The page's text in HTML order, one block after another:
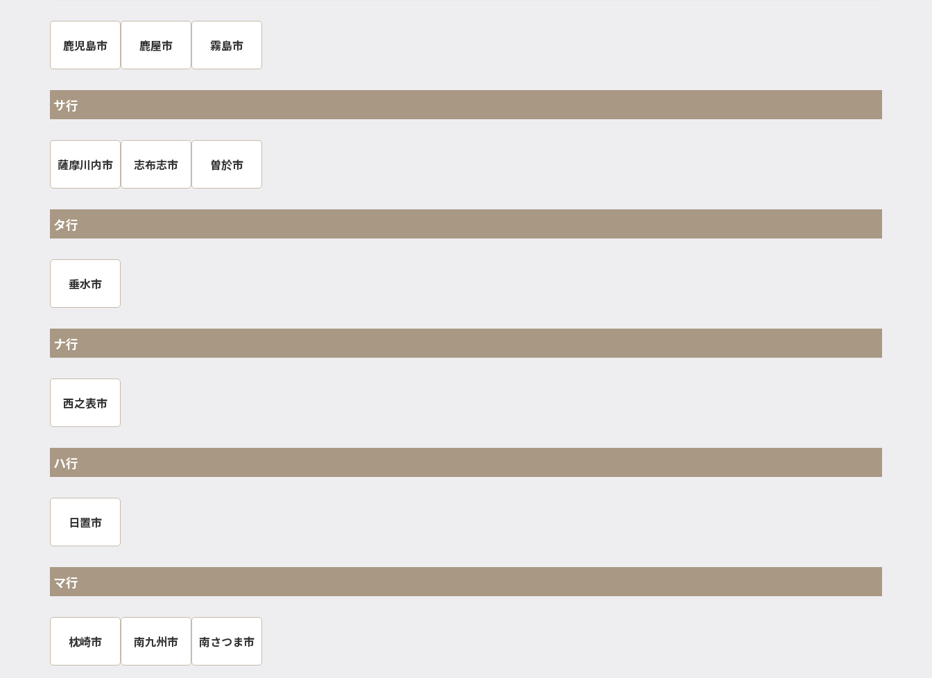
鹿児島市 鹿屋市 霧島市
サ行
薩摩川内市 志布志市 曽於市
タ行
垂水市
ナ行
西之表市
ハ行
日置市
マ行
枕崎市 南九州市 南さつま市